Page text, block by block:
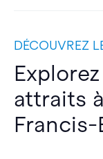
DÉCOUVREZ
attraits
Francis-